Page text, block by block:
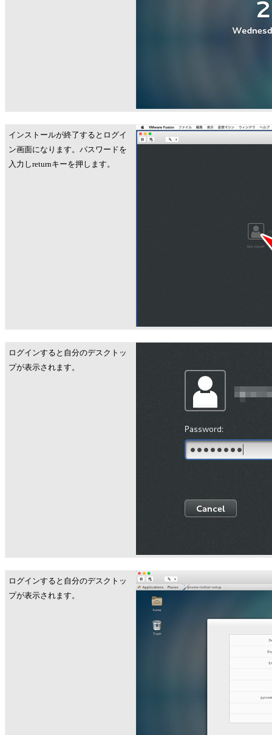
インストールが終了するとログイ
ン画面になります。パスワードを
入力しreturnキーを押します。
ログインすると自分のデスクトッ
プが表示されます。
ログインすると自分のデスクトッ
プが表示されます。